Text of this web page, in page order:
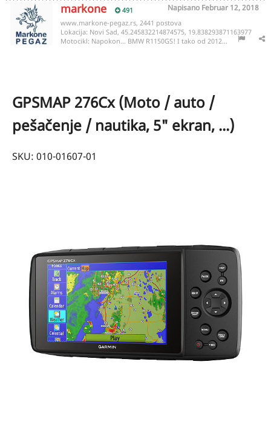
markone 491 Napisano Februar 12, 2018
www.markone-pegaz.rs, 2441 postova
Lokacija: Novi Sad, 45.245832214874575, 19.838293871163977
Motocikl: Napokon... BMW R1150GS! I tako od 2012...
GPSMAP 276Cx (Moto / auto /
pešačenje / nautika, 5" ekran, ...)
SKU: 010-01607-01